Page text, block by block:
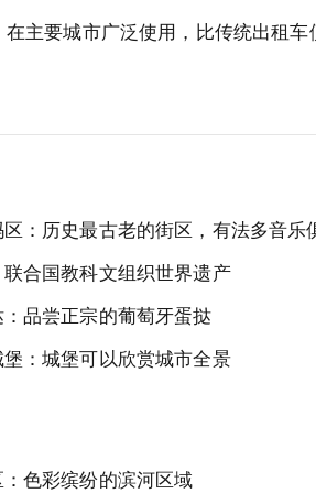
在主要城市广泛使用，比传统出租车
区：历史最古老的街区，有法多音乐
联合国教科文组织世界遗产
：品尝正宗的葡萄牙蛋挞
：城堡可以欣赏城市全景
：色彩缤纷的滨河区域